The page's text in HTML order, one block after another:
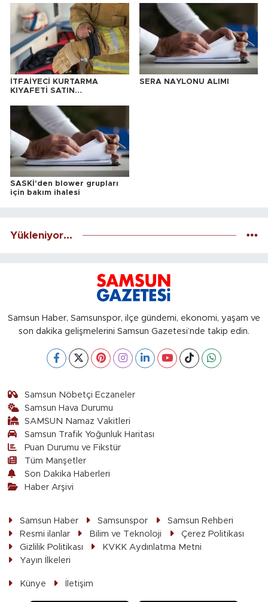
İTFAİYECİ KURTARMA
KIYAFETİ SATIN
SERA NAYLONU ALIMI
SASKİ'den blower grupları
için bakım ihalesi
Yükleniyor...
Samsun Haber, Samsunspor, ilçe gündemi, ekonomi, yaşam ve
son dakika gelişmelerini Samsun Gazetesi’nde takip edin.
Samsun Nöbetçi Eczaneler
Samsun Hava Durumu
SAMSUN Namaz Vakitleri
Samsun Trafik Yoğunluk Haritası
Puan Durumu ve Fikstür
Tüm Manşetler
Son Dakika Haberleri
Haber Arşivi
Samsun Haber Samsunspor
Samsun Rehberi
Resmi ilanlar
Bilim ve Teknoloji
Çerez Politikası
Gizlilik Politikası
KVKK Aydınlatma Metni
Yayın İlkeleri
Künye İletişim